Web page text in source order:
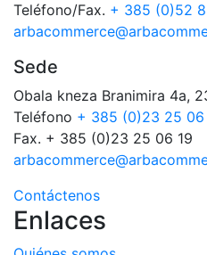
Teléfono/Fax. + 385 (0)52
Sede
Obala kneza Branimira 4a,
Teléfono + 385 (0)23 25 06
Fax. + 385 (0)23 25 06 19
Contáctenos
Enlaces